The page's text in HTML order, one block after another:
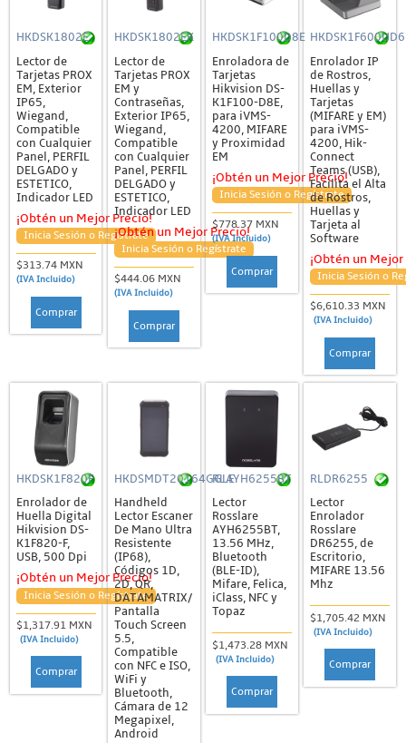
HKDSK1802E
Lector de
Tarjetas PROX
EM, Exterior
IP65,
Wiegand,
Compatible
con Cualquier
Panel, PERFIL
DELGADO y
ESTETICO,
Indicador LED
¡Obtén un Mejor Precio!
Inicia Sesión o Regístrate
$313.74 MXN
(IVA Incluido)
Comprar
HKDSK1802EK
Lector de
Tarjetas PROX
EM y
Contraseñas,
Exterior IP65,
Wiegand,
Compatible
con Cualquier
Panel, PERFIL
DELGADO y
ESTETICO,
Indicador LED
¡Obtén un Mejor Precio!
Inicia Sesión o Regístrate
$444.06 MXN
(IVA Incluido)
Comprar
HKDSK1F100D8E
Enroladora de
Tarjetas
Hikvision DS-
K1F100-D8E,
para iVMS-
4200, MIFARE
y Proximidad
EM
¡Obtén un Mejor Precio!
Inicia Sesión o Regístrate
$778.37 MXN
(IVA Incluido)
Comprar
Enrolador IP
de Rostros,
Huellas y
Tarjetas
(MIFARE y EM)
para iVMS-
4200, Hik-
Connect
Teams (USB),
Facilita el Alta
de Rostros,
Huellas y
Tarjeta al
Software
¡Obtén un
Inicia Sesión o
$6,610.33 MXN
(IVA Incluido)
Comprar
HKDSK1F820F
Enrolador de
Huella Digital
Hikvision DS-
K1F820-F,
USB, 500 Dpi
¡Obtén un Mejor Precio!
Inicia Sesión o Regístrate
$1,317.91 MXN
(IVA Incluido)
Comprar
HKDSMDT20164GGLE
Handheld
Lector Escaner
De Mano Ultra
Resistente
(IP68),
Códigos 1D,
2D, QR,
DATAMATRIX/
Pantalla
Touch Screen
5.5,
Compatible
con NFC e ISO,
WiFi y
Bluetooth,
Cámara de 12
Megapixel,
Android
RLAYH6255BT
Lector
Rosslare
AYH6255BT,
13.56 MHz,
Bluetooth
(BLE-ID),
Mifare, Felica,
iClass, NFC y
Topaz
$1,473.28 MXN
(IVA Incluido)
Comprar
RLDR6255
Lector
Enrolador
Rosslare
DR6255, de
Escritorio,
MIFARE 13.56
Mhz
$1,705.42 MXN
(IVA Incluido)
Comprar